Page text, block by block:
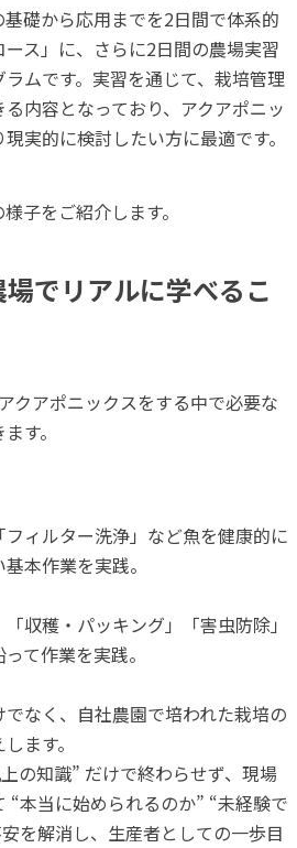
礎から応用までを2日間で体系的
ス」に、さらに2日間の農場実習
ムです。実習を通じて、栽培管理
内容となっており、アクアポニッ
実的に検討したい方に最適です。
子をご紹介します。
でリアルに学べるこ
クアポニックスをする中で必要な
す。
フィルター洗浄」など魚を健康的に
本作業を実践。
収穫・パッキング」「害虫防除」
て作業を実践。
なく、自社農園で培われた栽培の
ます。
の知識” だけで終わらせず、現場
“本当に始められるのか” “未経験で
を解消し、生産者としての一歩目